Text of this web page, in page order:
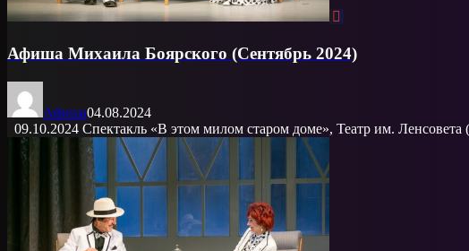
Афиша Михаила Боярского (Сентябрь 2024)
Афиша04.08.2024
09.10.2024 Спектакль «В этом милом старом доме», Театр им.